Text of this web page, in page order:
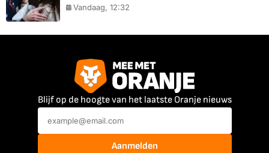
Vandaag, 12:32
Blijf op de hoogte van het laatste Oranje nieuws
Aanmelden